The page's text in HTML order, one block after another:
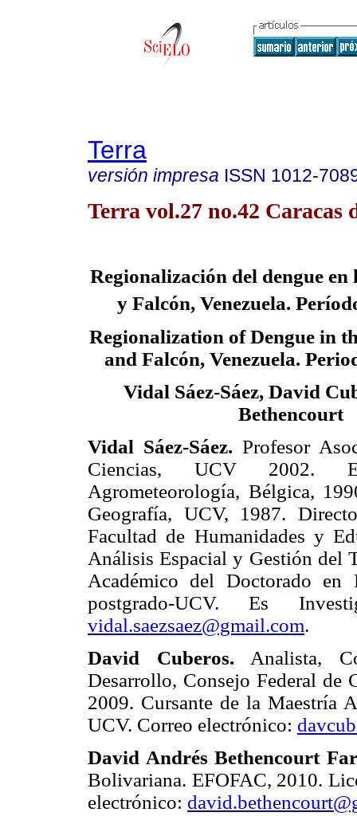
Terra
versión impresa ISSN 1012-
Terra vol.27 no.42 Caracas
Regionalización del dengue en
y Falcón, Venezuela.
Regionalization of Dengue in
and Falcón, Venezuela.
Vidal Sáez-Sáez, David
Bethencourt
Vidal Sáez-Sáez. Profesor
Ciencias, UCV 2002.
Agrometeorología, Bélgica,
Geografía, UCV, 1987.
Facultad de Humanidades y
Análisis Espacial y Gestión del
Académico del Doctorado en
postgrado-UCV. Es
vidal.saezsaez@gmail.com.
David Cuberos. Analista,
Desarrollo, Consejo Federal de
2009. Cursante de la Maestría
UCV. Correo electrónico:
David Andrés Bethencourt
Bolivariana. EFOFAC, 2010.
electrónico: